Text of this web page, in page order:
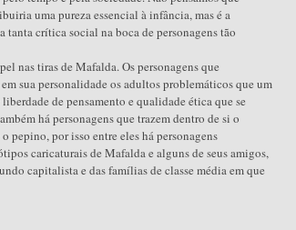
uma pureza essencial à infância, mas é a
tanta crítica social na boca de personagens tão
nas tiras de Mafalda. Os personagens que
sua personalidade os adultos problemáticos que um
de pensamento e qualidade ética que se
há personagens que trazem dentro de si o
pepino, por isso entre eles há personagens
caricaturais de Mafalda e alguns de seus amigos,
capitalista e das famílias de classe média em que